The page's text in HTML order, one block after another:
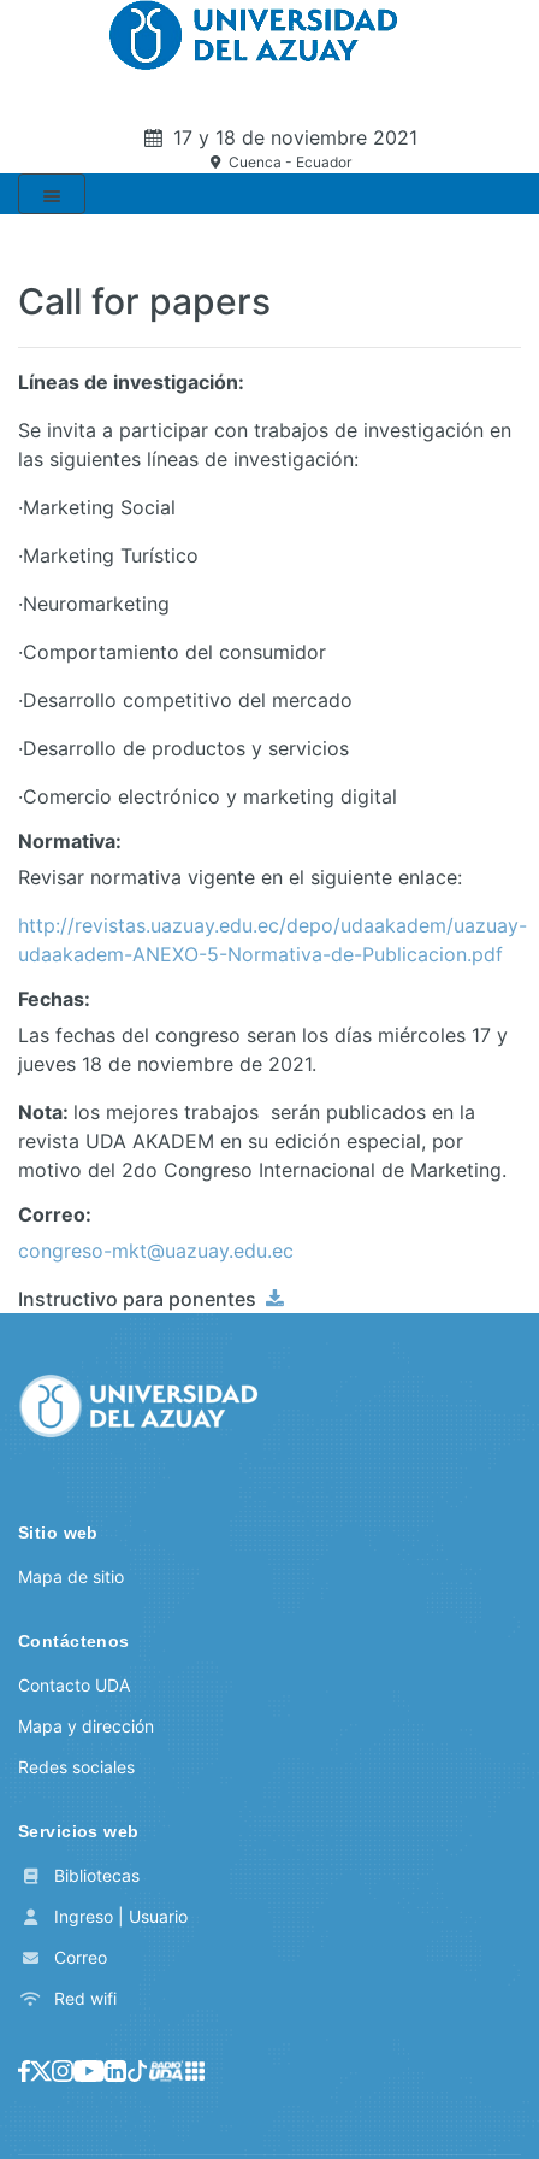
17 y 18 de noviembre 2021
Cuenca - Ecuador
Call for papers
Líneas de investigación:
Se invita a participar con trabajos de investigación en
las siguientes líneas de investigación:
·Marketing Social
·Marketing Turístico
·Neuromarketing
·Comportamiento del consumidor
·Desarrollo competitivo del mercado
·Desarrollo de productos y servicios
·Comercio electrónico y marketing digital
Normativa:
Revisar normativa vigente en el siguiente enlace:
http://revistas.uazuay.edu.ec/depo/udaakadem/uazuay-
udaakadem-ANEXO-5-Normativa-de-Publicacion.pdf
Fechas:
Las fechas del congreso seran los días miércoles 17 y
jueves 18 de noviembre de 2021.
Nota: los mejores trabajos serán publicados en la
revista UDA AKADEM en su edición especial, por
motivo del 2do Congreso Internacional de Marketing.
Correo:
congreso-mkt@uazuay.edu.ec
Instructivo para ponentes
Sitio web
Mapa de sitio
Contáctenos
Contacto UDA
Mapa y dirección
Redes sociales
Servicios web
Bibliotecas
Ingreso | Usuario
Correo
Red wifi